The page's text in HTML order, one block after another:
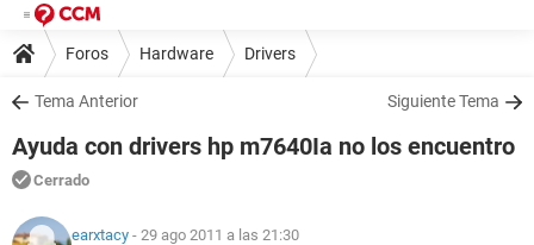
Foros Hardware Drivers
Tema Anterior Siguiente Tema
Ayuda con drivers hp m7640Ia no los encuentro
Cerrado
earxtacy - 29 ago 2011 a las 21:30